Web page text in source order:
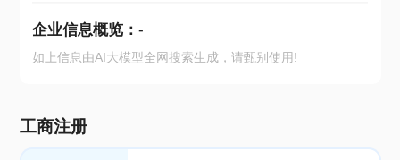
企业信息概览： -
如上信息由AI大模型全网搜索生成，请甄别使用!
工商注册